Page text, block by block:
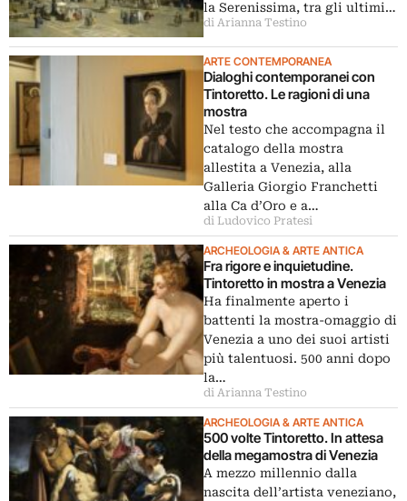
la Serenissima, tra gli ultimi…
di Arianna Testino
ARTE CONTEMPORANEA
Dialoghi contemporanei con
Tintoretto. Le ragioni di una
mostra
Nel testo che accompagna il
catalogo della mostra
allestita a Venezia, alla
Galleria Giorgio Franchetti
alla Ca d’Oro e a…
di Ludovico Pratesi
ARCHEOLOGIA & ARTE ANTICA
Fra rigore e inquietudine.
Tintoretto in mostra a Venezia
Ha finalmente aperto i
battenti la mostra-omaggio di
Venezia a uno dei suoi artisti
più talentuosi. 500 anni dopo
la…
di Arianna Testino
ARCHEOLOGIA & ARTE ANTICA
500 volte Tintoretto. In attesa
della megamostra di Venezia
A mezzo millennio dalla
nascita dell’artista veneziano,